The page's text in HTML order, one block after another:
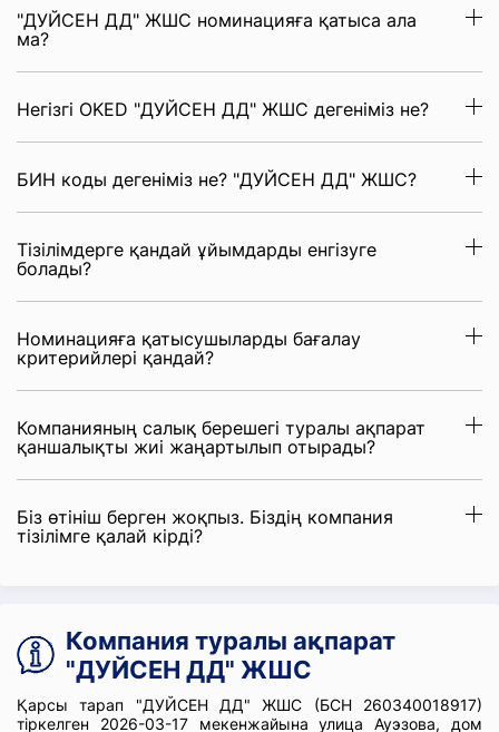
"ДУЙСЕН ДД" ЖШС номинацияға қатыса ала
ма?
Негізгі OKED "ДУЙСЕН ДД" ЖШС дегеніміз не?
БИН коды дегеніміз не? "ДУЙСЕН ДД" ЖШС?
Тізілімдерге қандай ұйымдарды енгізуге
болады?
Номинацияға қатысушыларды бағалау
критерийлері қандай?
Компанияның салық берешегі туралы ақпарат
қаншалықты жиі жаңартылып отырады?
Біз өтініш берген жоқпыз. Біздің компания
тізілімге қалай кірді?
Компания туралы ақпарат
"ДУЙСЕН ДД" ЖШС
Қарсы тарап "ДУЙСЕН ДД" ЖШС (БСН 260340018917)
тіркелген 2026-03-17 мекенжайына улица Ауэзова, дом